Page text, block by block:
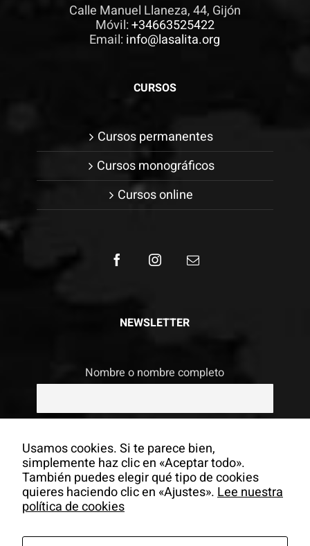
Calle Manuel Llaneza, 44, Gijón
Móvil:+34663525422
Email: info@lasalita.org
CURSOS
Cursos permanentes
Cursos monográficos
Cursos online
NEWSLETTER
Nombre o nombre completo
Si continúas, aceptas la política de
privacidad
Usamos cookies. Si te parece bien,
simplemente haz clic en «Aceptar todo».
También puedes elegir qué tipo de cookies
quieres haciendo clic en «Ajustes».Lee nuestra
política de cookies